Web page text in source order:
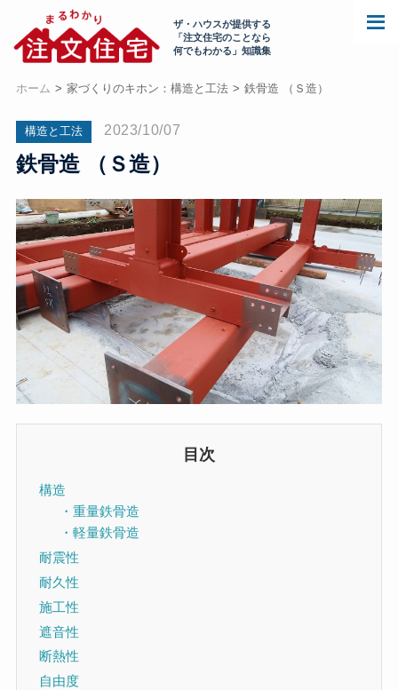
ザ・ハウスが提供する
「注文住宅のことなら
何でもわかる」知識集
ホーム 家づくりのキホン：構造と工法 鉄骨造 （Ｓ造）
構造と工法 2023/10/07
鉄骨造 （Ｓ造）
目次
構造
・重量鉄骨造
・軽量鉄骨造
耐震性
耐久性
施工性
遮音性
断熱性
自由度